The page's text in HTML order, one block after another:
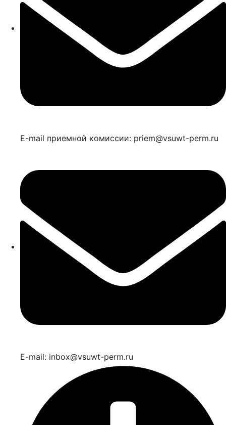
E-mail приемной комиссии: priem@vsuwt-perm.ru
E-mail: inbox@vsuwt-perm.ru